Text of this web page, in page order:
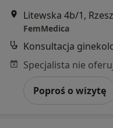
Litewska 4b/1,
FemMedica
Konsultacja
Poproś o wizytę